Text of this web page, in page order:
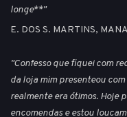
longe**"
E. DOS S. MARTINS,
"Confesso que fiquei com
da loja mim presenteou
realmente era ótimos. Hoje
encomendas e estou